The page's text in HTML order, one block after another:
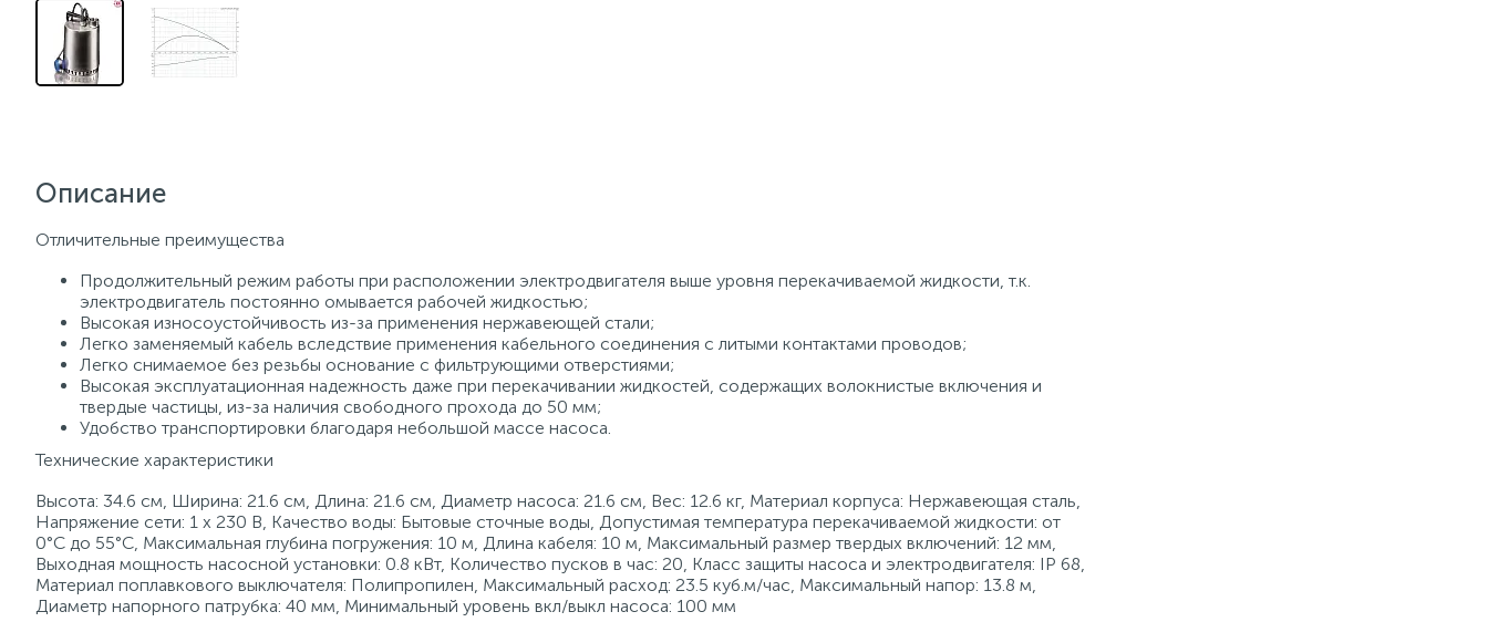
Описание
Отличительные преимущества
Продолжительный режим работы при расположении электродвигателя выше уровня перекачиваемой жидкости, т.к.
электродвигатель постоянно омывается рабочей жидкостью;
Высокая износоустойчивость из-за применения нержавеющей стали;
Легко заменяемый кабель вследствие применения кабельного соединения с литыми контактами проводов;
Легко снимаемое без резьбы основание с фильтрующими отверстиями;
Высокая эксплуатационная надежность даже при перекачивании жидкостей, содержащих волокнистые включения и
твердые частицы, из-за наличия свободного прохода до 50 мм;
Удобство транспортировки благодаря небольшой массе насоса.
Технические характеристики
Высота: 34.6 см, Ширина: 21.6 см, Длина: 21.6 см, Диаметр насоса: 21.6 см, Вес: 12.6 кг, Материал корпуса: Нержавеющая сталь,
Напряжение сети: 1 х 230 В, Качество воды: Бытовые сточные воды, Допустимая температура перекачиваемой жидкости: от
0°C до 55°C, Максимальная глубина погружения: 10 м, Длина кабеля: 10 м, Максимальный размер твердых включений: 12 мм,
Выходная мощность насосной установки: 0.8 кВт, Количество пусков в час: 20, Класс защиты насоса и электродвигателя: IP 68,
Материал поплавкового выключателя: Полипропилен, Максимальный расход: 23.5 куб.м/час, Максимальный напор: 13.8 м,
Диаметр напорного патрубка: 40 мм, Минимальный уровень вкл/выкл насоса: 100 мм